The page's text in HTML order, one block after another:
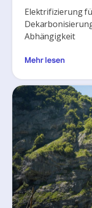
Elektrifizierung
Abhängigkeit
Mehr lesen